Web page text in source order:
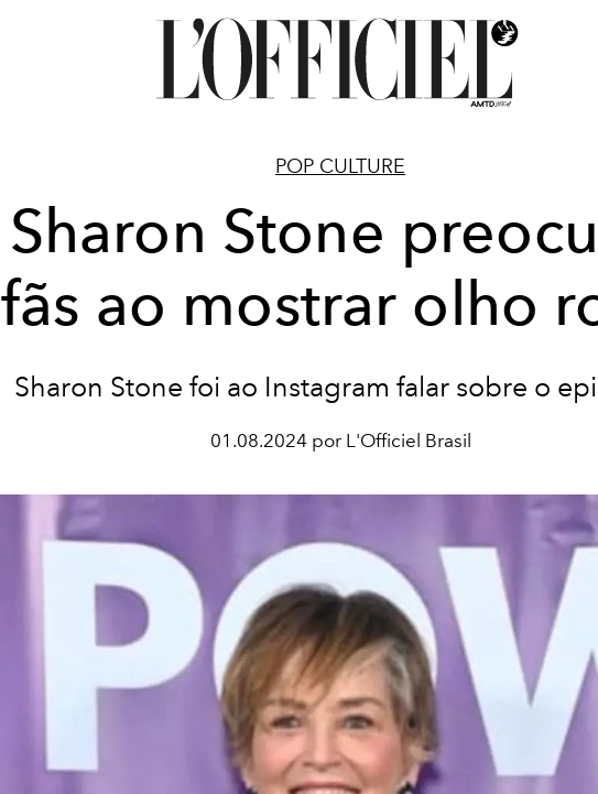
POP CULTURE
Sharon Stone
fãs ao mostrar olho
Sharon Stone foi ao Instagram falar sobre o
01.08.2024 por L'Officiel Brasil